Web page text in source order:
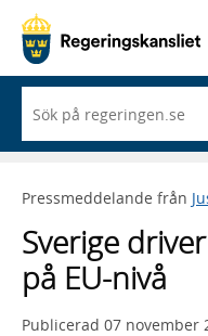
du
börjar
skriva
framträder
lista
med
sökförslag
Pressmeddelande från
Sverige
på EU-nivå
Publicerad 07 november